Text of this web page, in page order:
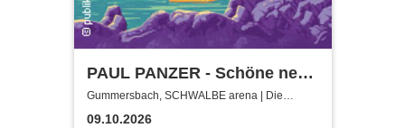
PAUL PANZER - Schöne neue
Welt - welcome to hell
Gummersbach, SCHWALBE arena | Die
Schwalbe Arena Gummersbach
09.10.2026